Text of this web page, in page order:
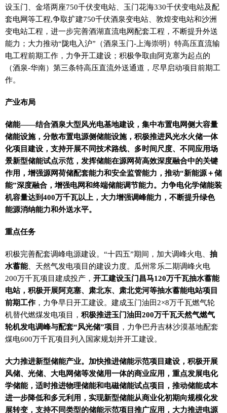
设玉门、金塔两座750千伏变电站、玉门花海330千伏变电站及配
套电网等工程,争取扩建750千伏酒泉变电站、敦煌变电站和沙洲
变电站工程，进一步完善酒湖直流电网配套工程，不断提升外送
能力；大力推动“陇电入沪”（酒泉玉门-上海崇明）特高压直流输
电工程前期工作，力争开工建设；积极争取由阿克塞为起点的
（酒泉-华南）第三条特高压直流外送通道，尽早启动项目前期工
作。
产业布局
储能——结合酒泉大型风光电基地建设，集中布置电网侧大容量
储能设施，分散布置电源侧储能设施，积极推进风光水火储一体
化项目建设，支持开展不同技术路线、多时间尺度、不同应用场
景新型储能试点示范，发挥储能在源网荷高效深度融合中的关键
作用，增强源网荷储配套能力和安全监管能力，推动“新能源＋储
能”深度融合，增强电网和终端储能调节能力。力争电化学储能装
机容量达到400万千瓦以上，大力增强调峰能力，不断提升绿色
能源消纳能力和外送水平。
重点任务
积极完善配套调峰电源建设。“十四五”期间，加大调峰火电、 抽
水蓄能、天然气发电项目的建设力度。瓜州常乐二期调峰火电
200万千瓦项目建成投产， 开工建设玉门昌马120万千瓦抽水蓄能
电站，积极开展阿克塞、肃北东、肃北党河等抽水蓄能电站项目
前期工作 ，力争早日开工建设。建成玉门油田2×8万千瓦燃气轮
机替代燃煤发电项目， 积极推进玉门油田200万千瓦天然气燃气
轮机发电调峰与配套“风光储”项目 ，力争巴丹吉林沙漠基地配套
煤电600万千瓦项目列入国家规划并开工建设。
大力推进新型储能产业。加快推进储能示范项目建设，积极开展
风储、光储、大电网储等发储用一体的商业应用，重点发展电化
学储能，适时推进物理储能和电磁储能试点项目，推动储能成本
进一步降低和多元利用，实现新型储能从商业化初期向规模化发
展转变，支持不同类型的储能示范项目推广应用，大力推进电源